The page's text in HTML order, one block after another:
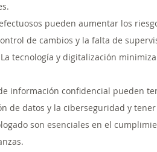
pueden aumentar los
de cambios y la falta de
tecnología y digitalización
información confidencial pueden
de datos y la ciberseguridad y
son esenciales en el